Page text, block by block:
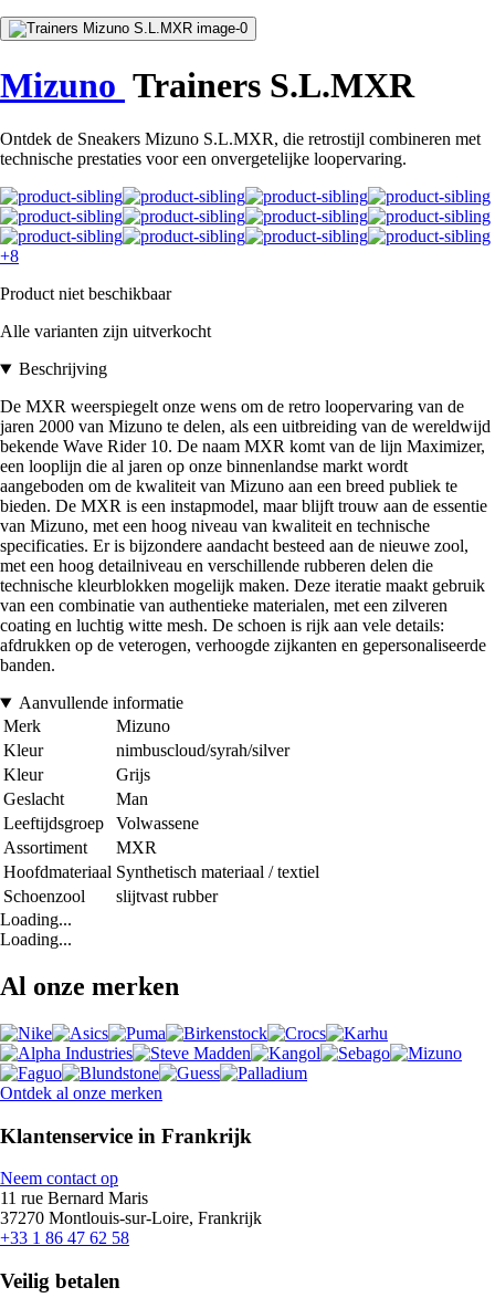
Mizuno Trainers S.L.MXR
Ontdek de Sneakers Mizuno S.L.MXR, die retrostijl combineren met
technische prestaties voor een onvergetelijke loopervaring.
+8
Product niet beschikbaar
Alle varianten zijn uitverkocht
Beschrijving
De MXR weerspiegelt onze wens om de retro loopervaring van de
jaren 2000 van Mizuno te delen, als een uitbreiding van de wereldwijd
bekende Wave Rider 10. De naam MXR komt van de lijn Maximizer,
een looplijn die al jaren op onze binnenlandse markt wordt
aangeboden om de kwaliteit van Mizuno aan een breed publiek te
bieden. De MXR is een instapmodel, maar blijft trouw aan de essentie
van Mizuno, met een hoog niveau van kwaliteit en technische
specificaties. Er is bijzondere aandacht besteed aan de nieuwe zool,
met een hoog detailniveau en verschillende rubberen delen die
technische kleurblokken mogelijk maken. Deze iteratie maakt gebruik
van een combinatie van authentieke materialen, met een zilveren
coating en luchtig witte mesh. De schoen is rijk aan vele details:
afdrukken op de veterogen, verhoogde zijkanten en gepersonaliseerde
banden.
Aanvullende informatie
Merk
Mizuno
Kleur
nimbuscloud/syrah/silver
Kleur
Grijs
Geslacht
Man
Leeftijdsgroep
Volwassene
Assortiment
MXR
Hoofdmateriaal Synthetisch materiaal / textiel
Schoenzool
slijtvast rubber
Loading...
Loading...
Al onze merken
Ontdek al onze merken
Klantenservice in Frankrijk
Neem contact op
11 rue Bernard Maris
37270 Montlouis-sur-Loire, Frankrijk
+33 1 86 47 62 58
Veilig betalen